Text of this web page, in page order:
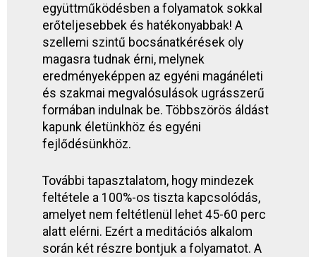
együttműködésben a folyamatok sokkal
erőteljesebbek és hatékonyabbak! A
szellemi szintű bocsánatkérések oly
magasra tudnak érni, melynek
eredményeképpen az egyéni magánéleti
és szakmai megvalósulások ugrásszerű
formában indulnak be. Többszörös áldást
kapunk életünkhöz és egyéni
fejlődésünkhöz.
További tapasztalatom, hogy mindezek
feltétele a 100%-os tiszta kapcsolódás,
amelyet nem feltétlenül lehet 45-60 perc
alatt elérni. Ezért a meditációs alkalom
során két részre bontjuk a folyamatot. A